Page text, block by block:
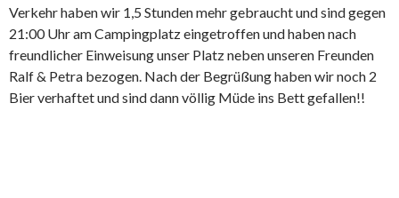
Verkehr haben wir 1,5 Stunden mehr gebraucht und sind gegen
21:00 Uhr am Campingplatz eingetroffen und haben nach
freundlicher Einweisung unser Platz neben unseren Freunden
Ralf & Petra bezogen. Nach der Begrüßung haben wir noch 2
Bier verhaftet und sind dann völlig Müde ins Bett gefallen!!